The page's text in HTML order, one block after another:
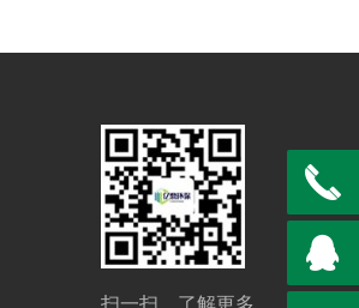
扫一扫，了解更多